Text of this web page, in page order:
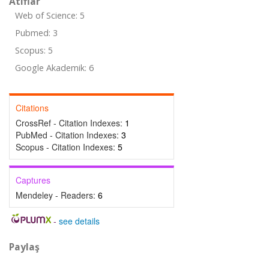
Web of Science: 5
Pubmed: 3
Scopus: 5
Google Akademik: 6
Citations
CrossRef - Citation Indexes: 1
PubMed - Citation Indexes: 3
Scopus - Citation Indexes: 5
Captures
Mendeley - Readers: 6
- see details
Paylaş